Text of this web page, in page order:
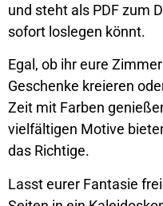
und steht als PDF zum
sofort loslegen könnt.
Egal, ob ihr eure
Geschenke kreieren
Zeit mit Farben
vielfältigen Motive
das Richtige.
Lasst eurer Fantasie